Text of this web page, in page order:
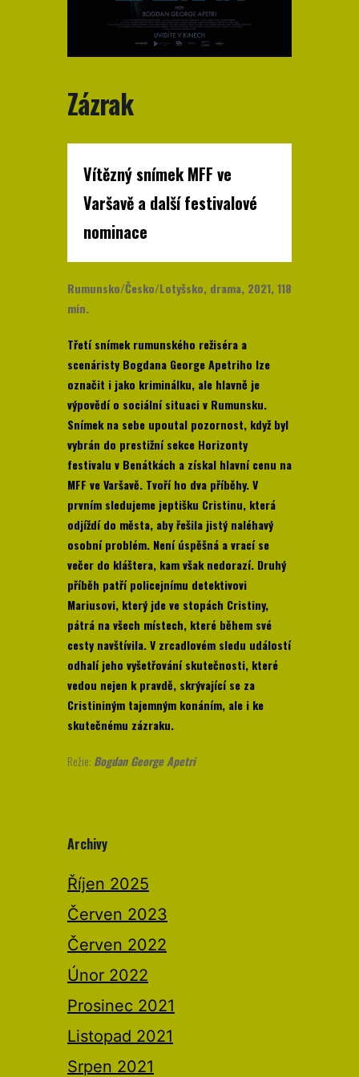
Zázrak
Vítězný snímek MFF ve
Varšavě a další festivalové
nominace
Rumunsko/Česko/Lotyšsko, drama, 2021, 118
min.
Třetí snímek rumunského režiséra a
scenáristy Bogdana George Apetriho lze
označit i jako kriminálku, ale hlavně je
výpovědí o sociální situaci v Rumunsku.
Snímek na sebe upoutal pozornost, když byl
vybrán do prestižní sekce Horizonty
festivalu v Benátkách a získal hlavní cenu na
MFF ve Varšavě. Tvoří ho dva příběhy. V
prvním sledujeme jeptišku Cristinu, která
odjíždí do města, aby řešila jistý naléhavý
osobní problém. Není úspěšná a vrací se
večer do kláštera, kam však nedorazí. Druhý
příběh patří policejnímu detektivovi
Mariusovi, který jde ve stopách Cristiny,
pátrá na všech místech, které během své
cesty navštívila. V zrcadlovém sledu událostí
odhalí jeho vyšetřování skutečnosti, které
vedou nejen k pravdě, skrývající se za
Cristininým tajemným konáním, ale i ke
skutečnému zázraku.
Režie: Bogdan George Apetri
Archivy
Říjen 2025
Červen 2023
Červen 2022
Únor 2022
Prosinec 2021
Listopad 2021
Srpen 2021